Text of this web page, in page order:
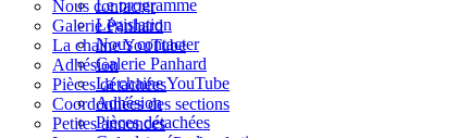
Nous contacter
Galerie Panhard
La chaine YouTube
Adhésion
Pièces détachées
Coordonnées des sections
Petites annonces
Le programme
Législation
Nous contacter
Galerie Panhard
La chaine YouTube
Adhésion
Pièces détachées